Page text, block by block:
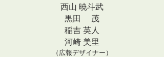
西山 暁斗武
​黒田 茂
​稲吉 英人
河崎 美里
（広報デザイナー）